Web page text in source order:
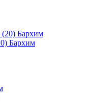
Бархим